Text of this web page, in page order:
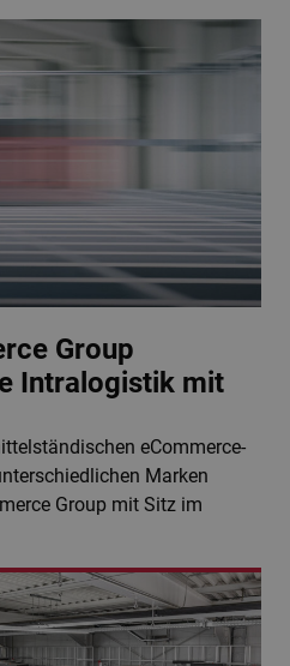
Group
Intralogistik mit
eCommerce-
Marken
Group mit Sitz im